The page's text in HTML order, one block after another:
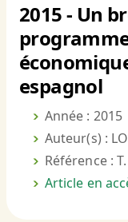
2015 - Un
espagnol
Année : 2015
Auteur(s) :
Référence :
Article en